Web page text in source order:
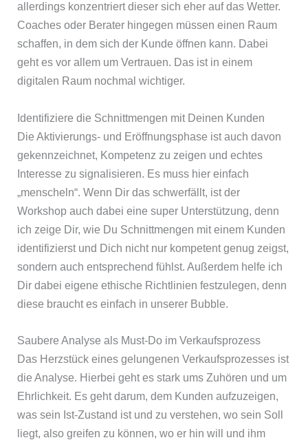
allerdings konzentriert dieser sich eher auf das Wetter.
Coaches oder Berater hingegen müssen einen Raum
schaffen, in dem sich der Kunde öffnen kann. Dabei
geht es vor allem um Vertrauen. Das ist in einem
digitalen Raum nochmal wichtiger.
Identifiziere die Schnittmengen mit Deinen Kunden
Die Aktivierungs- und Eröffnungsphase ist auch davon
gekennzeichnet, Kompetenz zu zeigen und echtes
Interesse zu signalisieren. Es muss hier einfach
„menscheln“. Wenn Dir das schwerfällt, ist der
Workshop auch dabei eine super Unterstützung, denn
ich zeige Dir, wie Du Schnittmengen mit einem Kunden
identifizierst und Dich nicht nur kompetent genug zeigst,
sondern auch entsprechend fühlst. Außerdem helfe ich
Dir dabei eigene ethische Richtlinien festzulegen, denn
diese braucht es einfach in unserer Bubble.
Saubere Analyse als Must-Do im Verkaufsprozess
Das Herzstück eines gelungenen Verkaufsprozesses ist
die Analyse. Hierbei geht es stark ums Zuhören und um
Ehrlichkeit. Es geht darum, dem Kunden aufzuzeigen,
was sein Ist-Zustand ist und zu verstehen, wo sein Soll
liegt, also greifen zu können, wo er hin will und ihm